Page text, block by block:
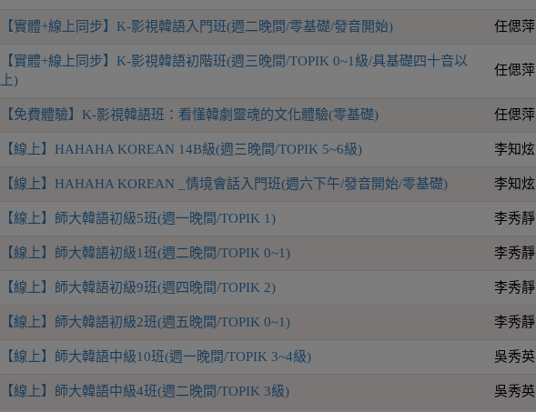
【實體+線上同步】K-影視韓語入門班(週二晚間/零基礎/發音開始) 任偲萍
【實體+線上同步】K-影視韓語初階班(週三晚間/TOPIK 0~1級/具基礎四十音以
上)
任偲萍
【免費體驗】K-影視韓語班：看懂韓劇靈魂的文化體驗(零基礎) 任偲萍
【線上】HAHAHA KOREAN 14B級(週三晚間/TOPIK 5~6級) 李知炫
【線上】HAHAHA KOREAN _情境會話入門班(週六下午/發音開始/零基礎) 李知炫
【線上】師大韓語初級5班(週一晚間/TOPIK 1) 李秀靜
【線上】師大韓語初級1班(週二晚間/TOPIK 0~1) 李秀靜
【線上】師大韓語初級9班(週四晚間/TOPIK 2) 李秀靜
【線上】師大韓語初級2班(週五晚間/TOPIK 0~1) 李秀靜
【線上】師大韓語中級10班(週一晚間/TOPIK 3~4級) 吳秀英
【線上】師大韓語中級4班(週二晚間/TOPIK 3級) 吳秀英